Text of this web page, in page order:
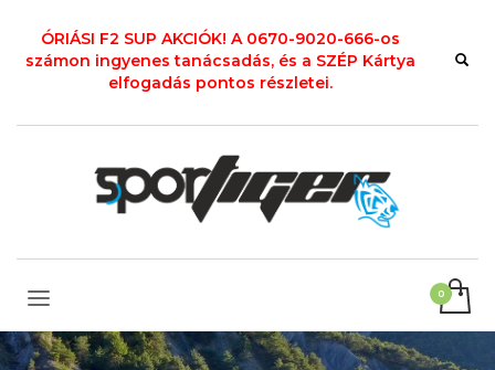
ÓRIÁSI F2 SUP AKCIÓK! A 0670-9020-666-os
számon ingyenes tanácsadás, és a SZÉP Kártya
elfogadás pontos részletei.